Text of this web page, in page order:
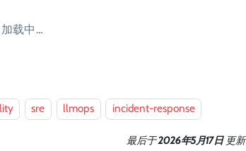
加载中…
sre llmops incident-response
最后于2026年5月17日 更新